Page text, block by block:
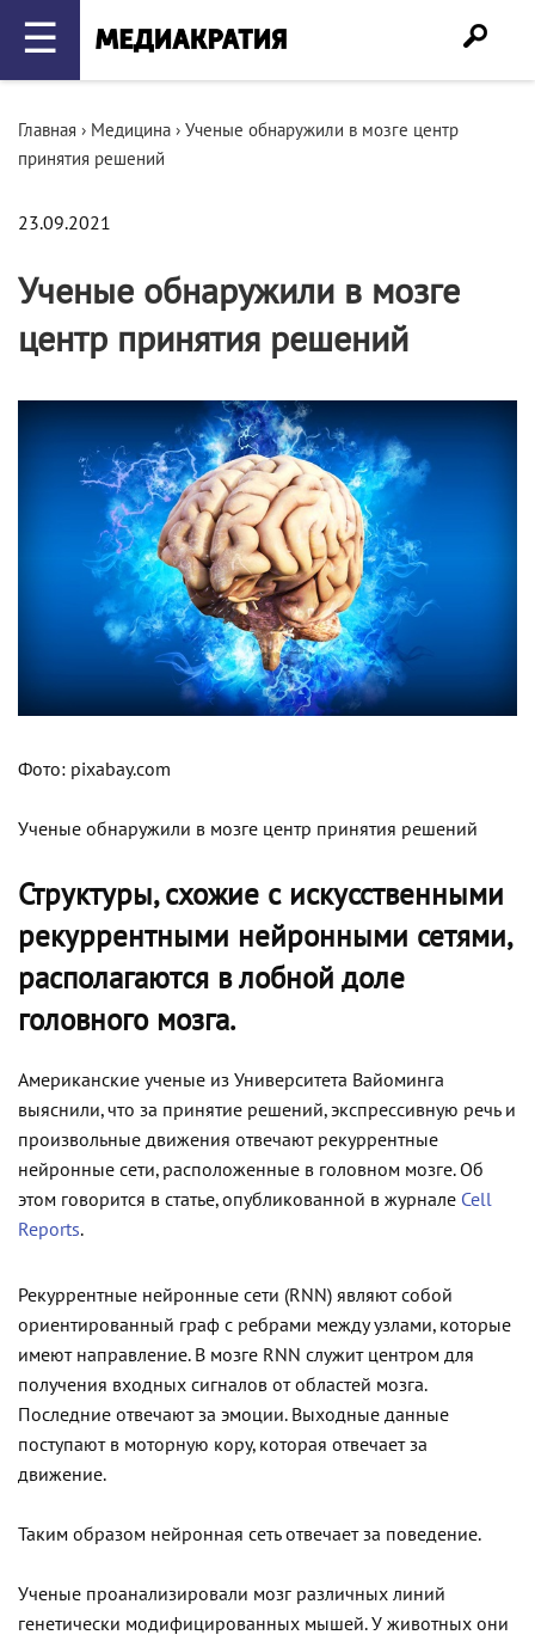
☰
Главная › Медицина › Ученые обнаружили в мозге центр
принятия решений
23.09.2021
Ученые обнаружили в мозге
центр принятия решений
Фото: pixabay.com
Ученые обнаружили в мозге центр принятия решений
Структуры, схожие с искусственными
рекуррентными нейронными сетями,
располагаются в лобной доле
головного мозга.
Американские ученые из Университета Вайоминга
выяснили, что за принятие решений, экспрессивную речь и
произвольные движения отвечают рекуррентные
нейронные сети, расположенные в головном мозге. Об
этом говорится в статье, опубликованной в журнале Cell
Reports.
Рекуррентные нейронные сети (RNN) являют собой
ориентированный граф с ребрами между узлами, которые
имеют направление. В мозге RNN служит центром для
получения входных сигналов от областей мозга.
Последние отвечают за эмоции. Выходные данные
поступают в моторную кору, которая отвечает за
движение.
Таким образом нейронная сеть отвечает за поведение.
Ученые проанализировали мозг различных линий
генетически модифицированных мышей. У животных они